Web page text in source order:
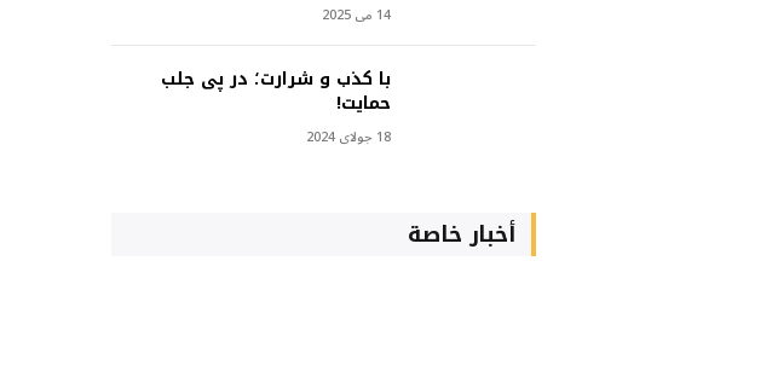
14 می 2025
با کذب و شرارت؛ در پی جلب
حمایت!
18 جولای 2024
أخبار خاصة